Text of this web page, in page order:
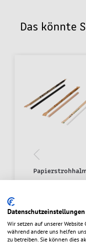
Das könnte
Aus 5 Varianten wählen
/ St.
Datenschutzeinstellungen
Wir setzen auf unserer
während andere uns helfen
zu betreiben. Sie können dies